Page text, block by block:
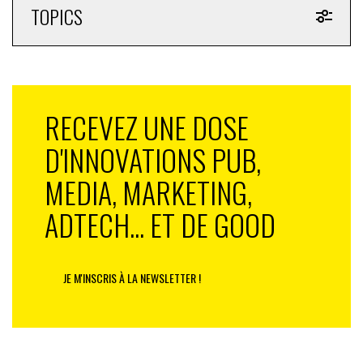
TOPICS
RECEVEZ UNE DOSE
D'INNOVATIONS PUB,
MEDIA, MARKETING,
ADTECH... ET DE GOOD
JE M'INSCRIS À LA NEWSLETTER !